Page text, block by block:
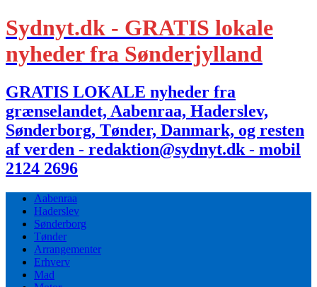
Sydnyt.dk - GRATIS lokale
nyheder fra Sønderjylland
GRATIS LOKALE nyheder fra
grænselandet, Aabenraa, Haderslev,
Sønderborg, Tønder, Danmark, og resten
af verden - redaktion@sydnyt.dk - mobil
2124 2696
Aabenraa
Haderslev
Sønderborg
Tønder
Arrangementer
Erhverv
Mad